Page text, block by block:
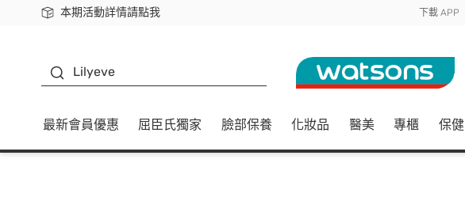
本期活動詳情請點我
下載app最高回饋$350 下載 APP
Lilyeve
最新會員優惠 屈臣氏獨家 臉部保養 化妝品 醫美 專櫃 保健